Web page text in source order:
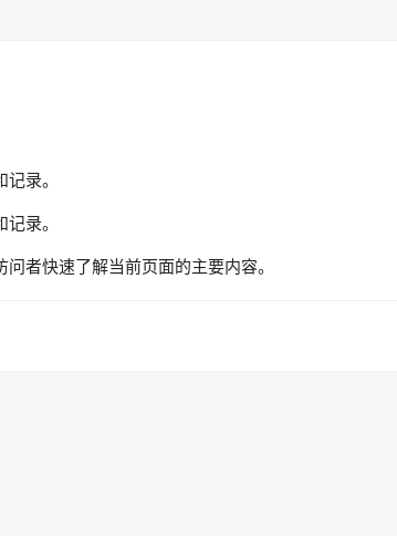
录。
录。
者快速了解当前页面的主要内容。